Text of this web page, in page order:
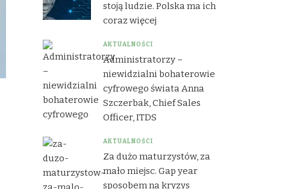
stoją ludzie. Polska ma ich
coraz więcej
AKTUALNOŚCI
Administratorzy –
niewidzialni bohaterowie
cyfrowego świata Anna
Szczerbak, Chief Sales
Officer, ITDS
AKTUALNOŚCI
Za dużo maturzystów, za
mało miejsc. Gap year
sposobem na kryzys